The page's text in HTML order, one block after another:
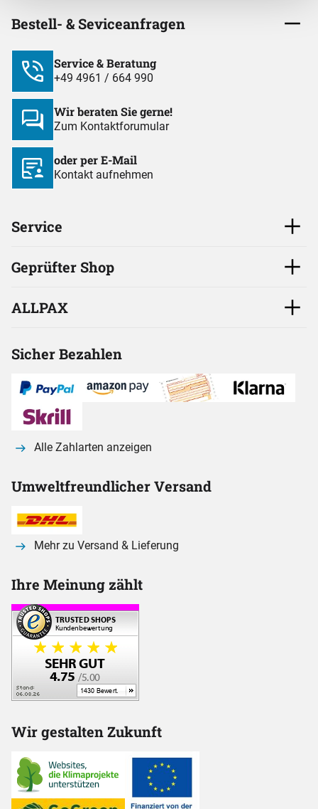
Bestell- & Seviceanfragen
Service & Beratung
+49 4961 / 664 990
Wir beraten Sie gerne!
Zum Kontaktforumular
oder per E-Mail
Kontakt aufnehmen
Service
Geprüfter Shop
ALLPAX
Sicher Bezahlen
Alle Zahlarten anzeigen
Umweltfreundlicher Versand
Mehr zu Versand & Lieferung
Ihre Meinung zählt
Wir gestalten Zukunft